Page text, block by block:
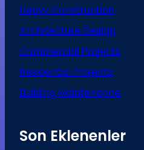
Heavy Construction
Architecture Design
Commercial Projects
Residential Projects
Building Maintenance
Son Eklenenler